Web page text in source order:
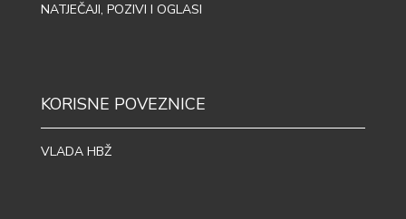
NATJEČAJI, POZIVI I OGLASI
KORISNE POVEZNICE
VLADA HBŽ